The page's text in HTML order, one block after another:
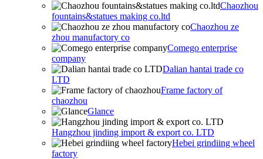
Chaozhou
fountains&statues making co.ltd
Chaozhou ze
zhou manufactory co
Comego enterprise
company
Dalian hantai trade co
LTD
Frame factory of
chaozhou
Glance
Hangzhou jinding import & export co. LTD
Hebei grindiing wheel
factory